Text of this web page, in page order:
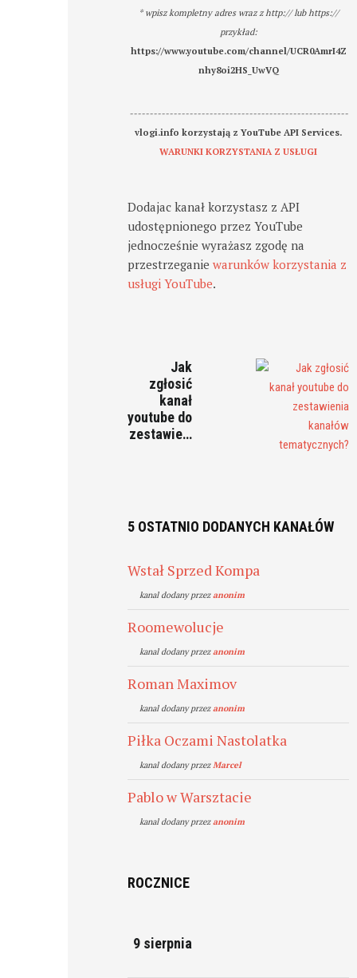
* wpisz kompletny adres wraz z http:// lub https://
przykład:
https://www.youtube.com/channel/UCR0AmrI4Z
nhy8oi2HS_UwVQ
-------------------------------------------------------
vlogi.info korzystają z YouTube API Services.
WARUNKI KORZYSTANIA Z USŁUGI
Dodajac kanał korzystasz z API
udostępnionego przez YouTube
jednocześnie wyrażasz zgodę na
przestrzeganiewarunków korzystania z
usługi YouTube.
Jak
zgłosić
kanał
youtube do
zestawie…
5 OSTATNIO DODANYCH KANAŁÓW
Wstał Sprzed Kompa
kanal dodany przezanonim
Roomewolucje
kanal dodany przezanonim
Roman Maximov
kanal dodany przezanonim
Piłka Oczami Nastolatka
kanal dodany przezMarcel
Pablo w Warsztacie
kanal dodany przezanonim
ROCZNICE
9 sierpnia